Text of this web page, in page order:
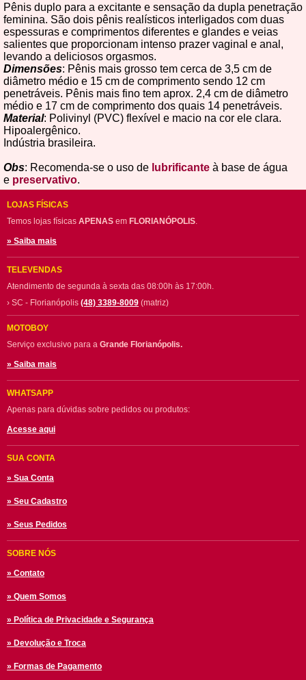
Pênis duplo para a excitante e sensação da dupla penetração
feminina. São dois pênis realísticos interligados com duas
espessuras e comprimentos diferentes e glandes e veias
salientes que proporcionam intenso prazer vaginal e anal,
levando a deliciosos orgasmos.
Dimensões: Pênis mais grosso tem cerca de 3,5 cm de
diâmetro médio e 15 cm de comprimento sendo 12 cm
penetráveis. Pênis mais fino tem aprox. 2,4 cm de diâmetro
médio e 17 cm de comprimento dos quais 14 penetráveis.
Material: Polivinyl (PVC) flexível e macio na cor ele clara.
Hipoalergênico.
Indústria brasileira.
Obs: Recomenda-se o uso de lubrificante à base de água
e preservativo.
LOJAS FÍSICAS
Temos lojas físicas APENAS em FLORIANÓPOLIS
» Saiba mais
TELEVENDAS
Atendimento de segunda à sexta das 08:00h às 17:00h.
› SC - Florianópolis (48) 3389-8009 (matriz)
MOTOBOY
Serviço exclusivo para a Grande Florianópolis.
» Saiba mais
WHATSAPP
Apenas para dúvidas sobre pedidos ou produtos:
Acesse aqui
SUA CONTA
» Sua Conta
» Seu Cadastro
» Seus Pedidos
SOBRE NÓS
» Contato
» Quem Somos
» Política de Privacidade e Segurança
» Devolução e Troca
» Formas de Pagamento